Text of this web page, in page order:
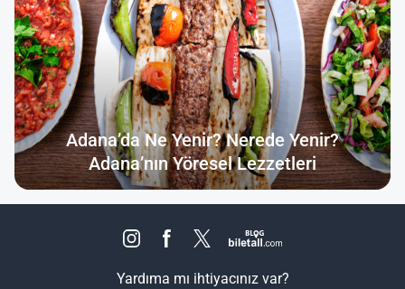
Adana’da Ne Yenir? Nerede Yenir?
Adana’nın Yöresel Lezzetleri
Yardıma mı ihtiyacınız var?